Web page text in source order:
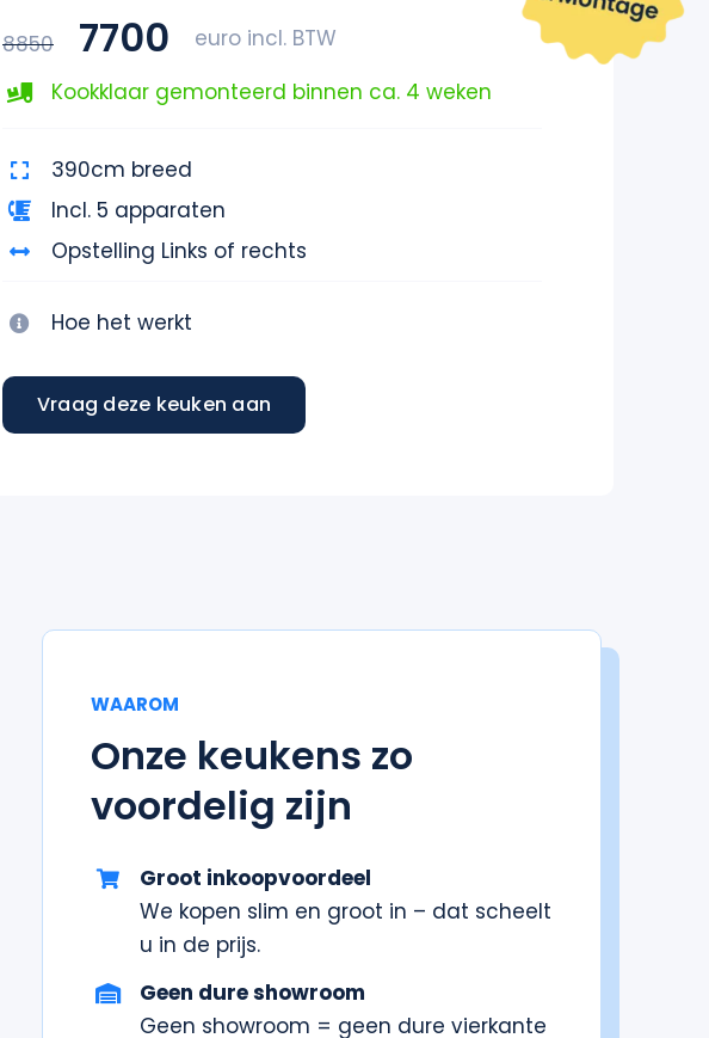
8850 7700
euro incl. BTW
Kookklaar gemonteerd binnen ca. 4 weken
390cm breed
Incl. 5 apparaten
Opstelling Links of rechts
Hoe het werkt
Vraag deze keuken aan
WAAROM
Onze keukens zo
voordelig zijn
Groot inkoopvoordeel
We kopen slim en groot in – dat scheelt
u in de prijs.
Geen dure showroom
Geen showroom = geen dure vierkante